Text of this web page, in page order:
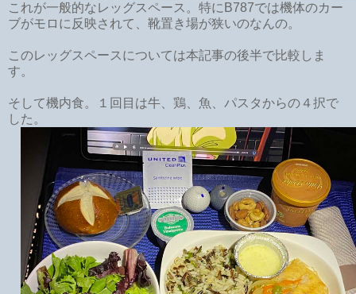
これが一般的なレッグスペース。特にB787では機体のカー
ブがモロに反映されて、靴置き場が狭いのなんの。
このレッグスペースについては本記事の後半で比較しま
す。
そして機内食。１回目は牛、鶏、魚、パスタからの４択で
した。